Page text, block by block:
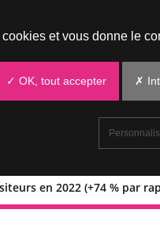
en 2022 (+74 % par
742 visiteurs
et vous donne le
✓ OK, tout accepter ✗